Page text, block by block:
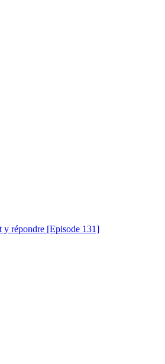
y répondre [Episode 131]